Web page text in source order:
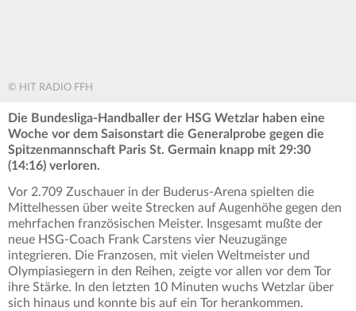
© HIT RADIO FFH
Die Bundesliga-Handballer der HSG Wetzlar haben eine
Woche vor dem Saisonstart die Generalprobe gegen die
Spitzenmannschaft Paris St. Germain knapp mit 29:30
(14:16) verloren.
Vor 2.709 Zuschauer in der Buderus-Arena spielten die
Mittelhessen über weite Strecken auf Augenhöhe gegen den
mehrfachen französischen Meister. Insgesamt mußte der
neue HSG-Coach Frank Carstens vier Neuzugänge
integrieren. Die Franzosen, mit vielen Weltmeister und
Olympiasiegern in den Reihen, zeigte vor allen vor dem Tor
ihre Stärke. In den letzten 10 Minuten wuchs Wetzlar über
sich hinaus und konnte bis auf ein Tor herankommen.